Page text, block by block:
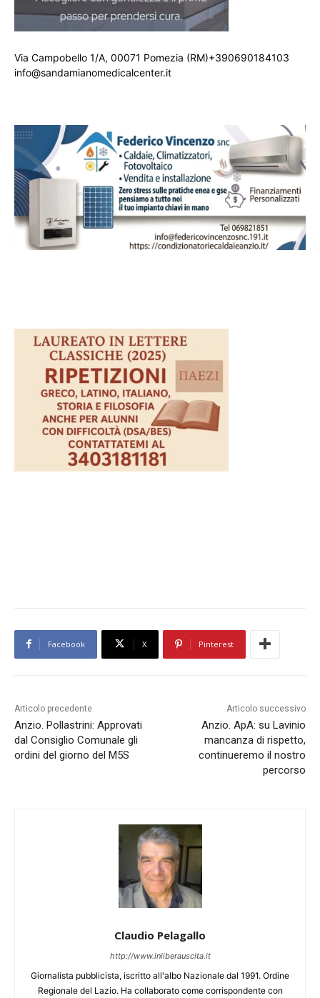
Via Campobello 1/A, 00071 Pomezia (RM)+390690184103
info@sandamianomedicalcenter.it
Facebook X Pinterest
Articolo precedente
Anzio. Pollastrini: Approvati
dal Consiglio Comunale gli
ordini del giorno del M5S
Articolo successivo
Anzio. ApA: su Lavinio
mancanza di rispetto,
continueremo il nostro
percorso
Claudio Pelagallo
http://www.inliberauscita.it
Giornalista pubblicista, iscritto all'albo Nazionale dal 1991. Ordine
Regionale del Lazio. Ha collaborato come corrispondente con